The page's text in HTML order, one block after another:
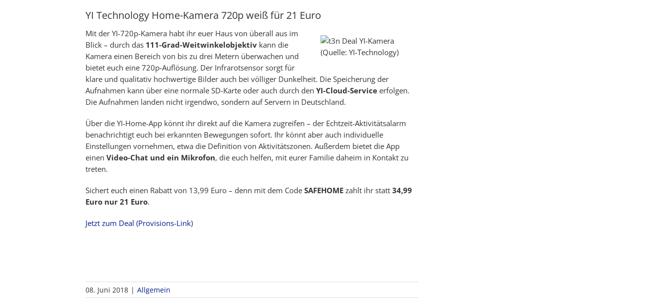
YI Technology Home-Kamera 720p weiß für 21 Euro
(Quelle: YI-Technology)
Mit der YI-720p-Kamera habt ihr euer Haus von überall aus im
Blick – durch das 111-Grad-Weitwinkelobjektiv kann die
Kamera einen Bereich von bis zu drei Metern überwachen und
bietet euch eine 720p-Auflösung. Der Infrarotsensor sorgt für
klare und qualitativ hochwertige Bilder auch bei völliger Dunkelheit. Die Speicherung der
Aufnahmen kann über eine normale SD-Karte oder auch durch den YI-Cloud-Service erfolgen.
Die Aufnahmen landen nicht irgendwo, sondern auf Servern in Deutschland.
Über die YI-Home-App könnt ihr direkt auf die Kamera zugreifen – der Echtzeit-Aktivitätsalarm
benachrichtigt euch bei erkannten Bewegungen sofort. Ihr könnt aber auch individuelle
Einstellungen vornehmen, etwa die Definition von Aktivitätszonen. Außerdem bietet die App
einen Video-Chat und ein Mikrofon, die euch helfen, mit eurer Familie daheim in Kontakt zu
treten.
Sichert euch einen Rabatt von 13,99 Euro – denn mit dem Code SAFEHOME zahlt ihr statt 34,99
Euro nur 21 Euro.
Jetzt zum Deal (Provisions-Link)
08. Juni 2018 | Allgemein